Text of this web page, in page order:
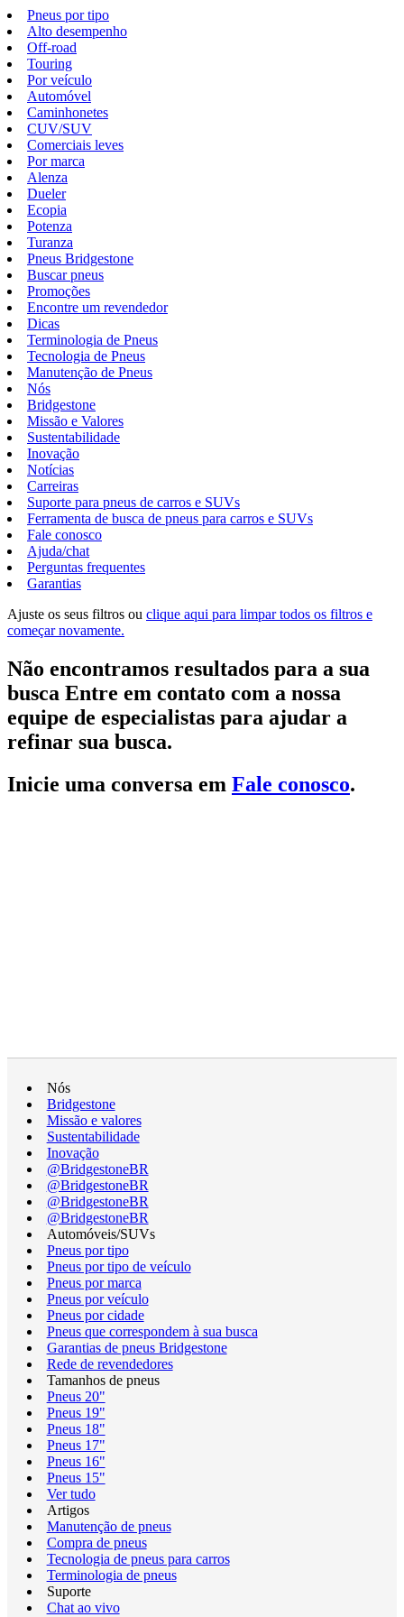
Pneus por tipo
Alto desempenho
Off-road
Touring
Por veículo
Automóvel
Caminhonetes
CUV/SUV
Comerciais leves
Por marca
Alenza
Dueler
Ecopia
Potenza
Turanza
Pneus Bridgestone
Buscar pneus
Promoções
Encontre um revendedor
Dicas
Terminologia de Pneus
Tecnologia de Pneus
Manutenção de Pneus
Nós
Bridgestone
Missão e Valores
Sustentabilidade
Inovação
Notícias
Carreiras
Suporte para pneus de carros e SUVs
Ferramenta de busca de pneus para carros e SUVs
Fale conosco
Ajuda/chat
Perguntas frequentes
Garantias
Ajuste os seus filtros ou clique aqui para limpar todos os filtros e
começar novamente.
Não encontramos resultados para a sua
busca Entre em contato com a nossa
equipe de especialistas para ajudar a
refinar sua busca.
Inicie uma conversa em Fale conosco.
Nós
Bridgestone
Missão e valores
Sustentabilidade
Inovação
@BridgestoneBR
@BridgestoneBR
@BridgestoneBR
@BridgestoneBR
Automóveis/SUVs
Pneus por tipo
Pneus por tipo de veículo
Pneus por marca
Pneus por veículo
Pneus por cidade
Pneus que correspondem à sua busca
Garantias de pneus Bridgestone
Rede de revendedores
Tamanhos de pneus
Pneus 20"
Pneus 19"
Pneus 18"
Pneus 17"
Pneus 16"
Pneus 15"
Ver tudo
Artigos
Manutenção de pneus
Compra de pneus
Tecnologia de pneus para carros
Terminologia de pneus
Suporte
Chat ao vivo